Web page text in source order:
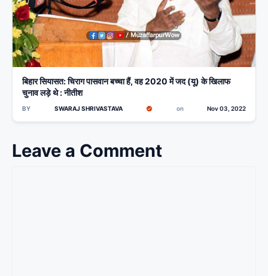
बिहार सियासत: चिराग पासवान बच्चा हैं, वह 2020 में जद (यू) के खिलाफ
चुनाव लड़े थे : नीतीश
BY SWARAJ SHRIVASTAVA on Nov 03, 2022
Leave a Comment